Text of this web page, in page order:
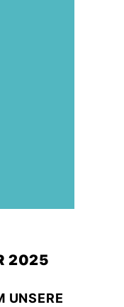
2025
UNSERE